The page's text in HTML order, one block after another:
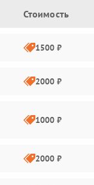
Стоимость
1500 ₽
2000 ₽
1000 ₽
2000 ₽